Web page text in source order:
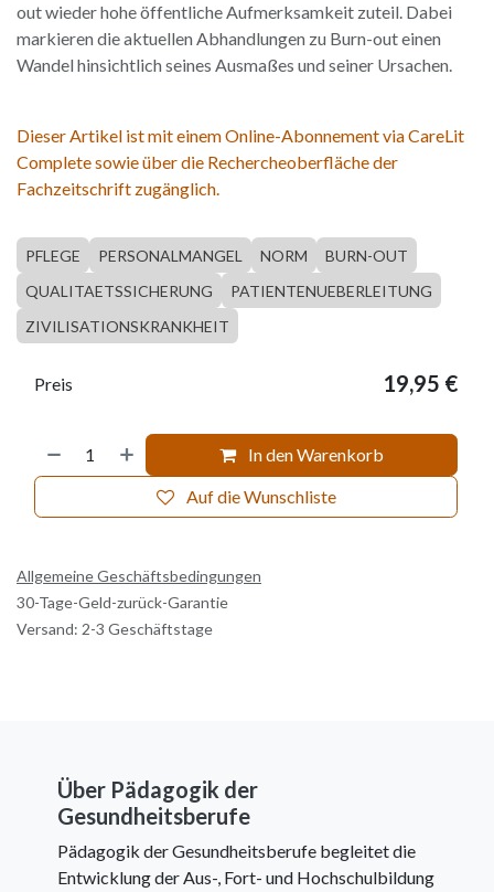
out wieder hohe öffentliche Aufmerksamkeit zuteil. Dabei
markieren die aktuellen Abhandlungen zu Burn-out einen
Wandel hinsichtlich seines Ausmaßes und seiner Ursachen.
Dieser Artikel ist mit einem Online-Abonnement via CareLit
Complete sowie über die Rechercheoberfläche der
Fachzeitschrift zugänglich.
PFLEGE PERSONALMANGEL NORM
BURN-OUT
QUALITAETSSICHERUNG
PATIENTENUEBERLEITUNG
ZIVILISATIONSKRANKHEIT
In den Warenkorb
Auf die Wunschliste
Preis 19,95 €
Allgemeine Geschäftsbedingungen
30-Tage-Geld-zurück-Garantie
Versand: 2-3 Geschäftstage
Über Pädagogik der
Gesundheitsberufe
Pädagogik der Gesundheitsberufe begleitet die
Entwicklung der Aus-, Fort- und Hochschulbildung